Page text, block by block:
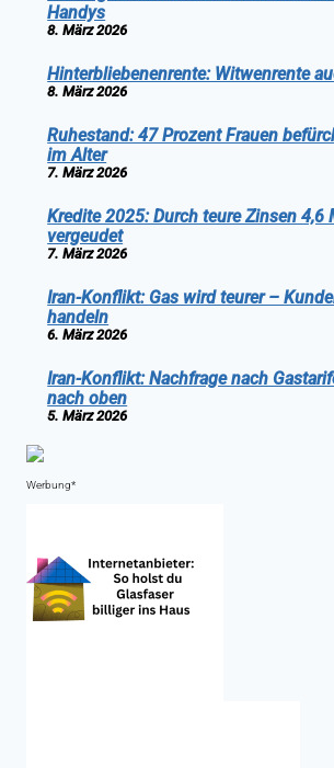
Handys
8. März 2026
Hinterbliebenenrente: Witwenrente
8. März 2026
Ruhestand: 47 Prozent Frauen
im Alter
7. März 2026
Kredite 2025: Durch teure Zinsen 4,6
vergeudet
7. März 2026
Iran-Konflikt: Gas wird teurer –
handeln
6. März 2026
Iran-Konflikt: Nachfrage nach
nach oben
5. März 2026
Werbung*